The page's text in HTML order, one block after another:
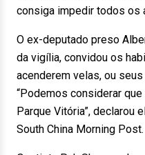
consiga impedir todos os
O ex-deputado preso
da vigília, convidou os
acenderem velas, ou
“Podemos considerar
Parque Vitória”, declarou
South China Morning Post.